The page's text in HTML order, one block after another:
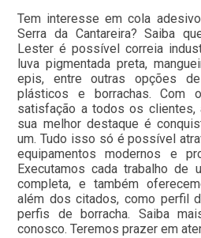
Tem interesse em cola
Serra da Cantareira? Saiba
Lester é possível correia
luva pigmentada preta,
epis, entre outras opções
plásticos e borrachas. Com
satisfação a todos os clientes,
sua melhor destaque é
um. Tudo isso só é possível
equipamentos modernos e
Executamos cada trabalho de
completa, e também
além dos citados, como perfil
perfis de borracha. Saiba
conosco. Teremos prazer em